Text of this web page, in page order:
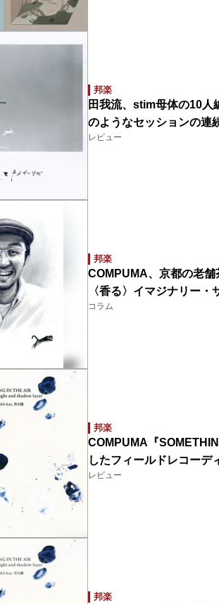
邦楽
田我流、stim母体の10人
のようなセッションの連
レビュー
邦楽
COMPUMA、京都の老
〈香る〉イマジナリー・
コラム
邦楽
COMPUMA『
したフィールドレコーデ
レビュー
邦楽